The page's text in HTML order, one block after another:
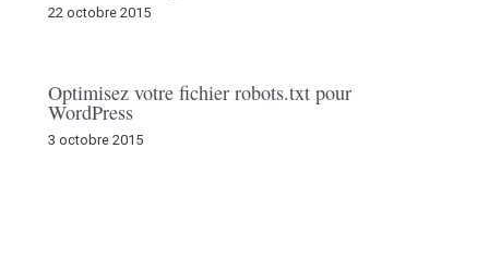
22 octobre 2015
Optimisez votre fichier robots.txt pour
WordPress
3 octobre 2015